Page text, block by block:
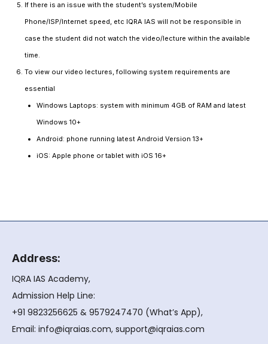
If there is an issue with the student’s system/Mobile
Phone/ISP/Internet speed, etc IQRA IAS will not be responsible in
case the student did not watch the video/lecture within the available
time.
To view our video lectures, following system requirements are
essential
Windows Laptops: system with minimum 4GB of RAM and latest
Windows 10+
Android: phone running latest Android Version 13+
iOS: Apple phone or tablet with iOS 16+
Address:
IQRA IAS Academy,
Admission Help Line:
+91 9823256625 & 9579247470 (What’s App),
Email: info@iqraias.com, support@iqraias.com